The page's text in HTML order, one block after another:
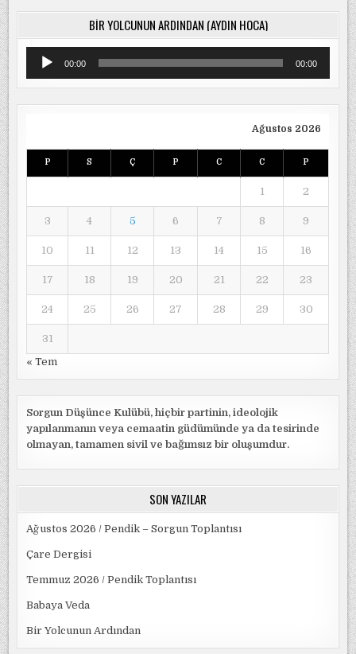
BIR YOLCUNUN ARDINDAN (AYDIN HOCA)
Ses
oynatıcı00:00 00:00
Ağustos 2026
P S Ç P C C P
1 2
3 4 5 6 7 8 9
10 11 12 13 14 15 16
17 18 19 20 21 22 23
24 25 26 27 28 29 30
31
« Tem
Sorgun Düşünce Kulübü, hiçbir partinin, ideolojik
yapılanmanın veya cemaatin güdümünde ya da tesirinde
olmayan, tamamen sivil ve bağımsız bir oluşumdur.
SON YAZILAR
Ağustos 2026 / Pendik – Sorgun Toplantısı
Çare Dergisi
Temmuz 2026 / Pendik Toplantısı
Babaya Veda
Bir Yolcunun Ardından